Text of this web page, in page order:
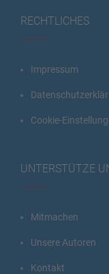
RECHTLICHES
Impressum
Cookie-
UNTERSTÜTZE
Mitmachen
Unsere Autoren
Kontakt